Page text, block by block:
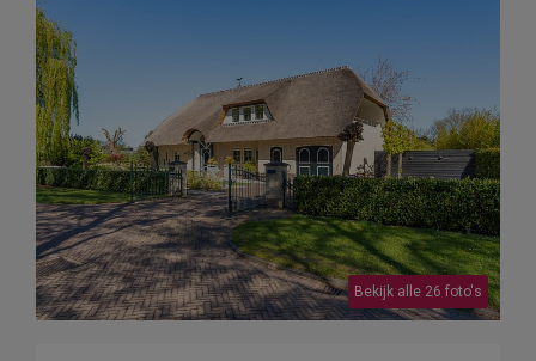
Bekijk alle 26 foto's